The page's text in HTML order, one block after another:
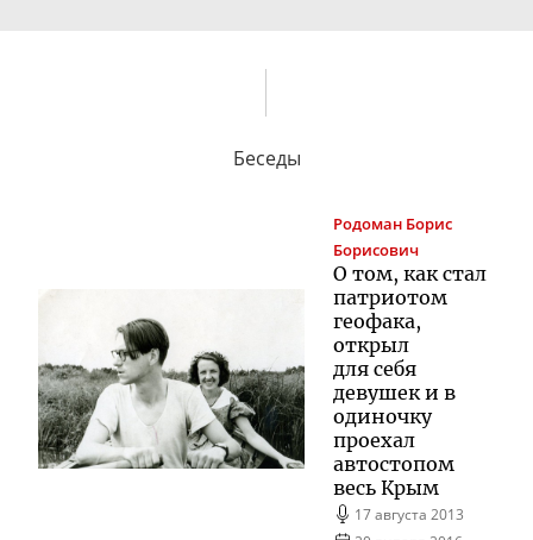
Беседы
Родоман Борис
Борисович
О том, как стал
патриотом
геофака,
открыл
для себя
девушек и в
одиночку
проехал
автостопом
весь Крым
17 августа 2013